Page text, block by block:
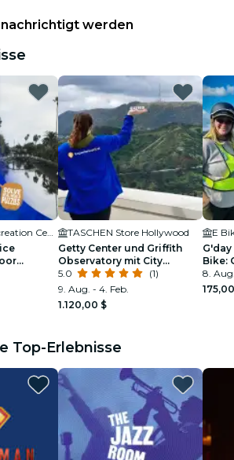
werden
TASCHEN Store Hollywood
Getty Center und Griffith
Observatory mit City
Highlights Tour
5.0
(1)
9. Aug. - 4. Feb.
1.120,00 $
E
Bike:
River
8.
Top-Erlebnisse